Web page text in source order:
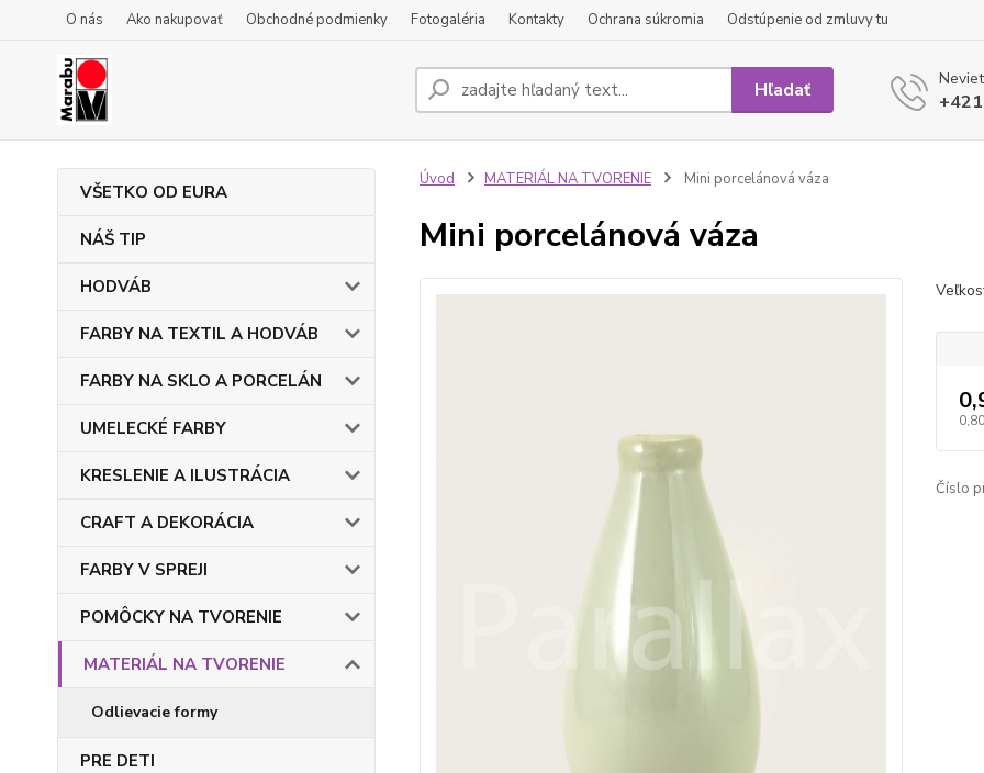
O nás Ako nakupovať Obchodné podmienky Fotogaléria Kontakty Ochrana súkromia Odstúpenie od zmluvy tu
Hľadať
VŠETKO OD EURA
NÁŠ TIP
HODVÁB
FARBY NA TEXTIL A HODVÁB
FARBY NA SKLO A PORCELÁN
UMELECKÉ FARBY
KRESLENIE A ILUSTRÁCIA
CRAFT A DEKORÁCIA
FARBY V SPREJI
POMÔCKY NA TVORENIE
MATERIÁL NA TVORENIE
Odlievacie formy
PRE DETI
Úvod MATERIÁL NA TVORENIE Mini porcelánová váza
Mini porcelánová váza
Číslo